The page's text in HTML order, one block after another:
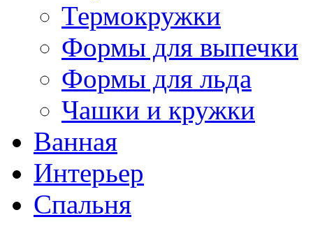
Термокружки
Формы для выпечки
Формы для льда
Чашки и кружки
Ванная
Интерьер
Спальня